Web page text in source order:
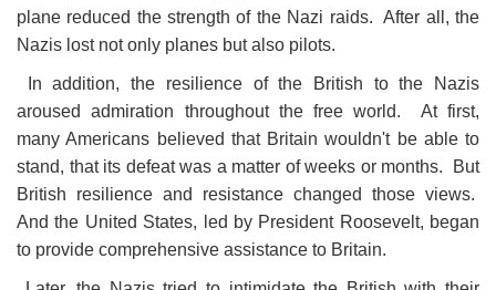
plane reduced the strength of the Nazi raids. After all, the
Nazis lost not only planes but also pilots.
In addition, the resilience of the British to the Nazis
aroused admiration throughout the free world. At first,
many Americans believed that Britain wouldn't be able to
stand, that its defeat was a matter of weeks or months. But
British resilience and resistance changed those views.
And the United States, led by President Roosevelt, began
to provide comprehensive assistance to Britain.